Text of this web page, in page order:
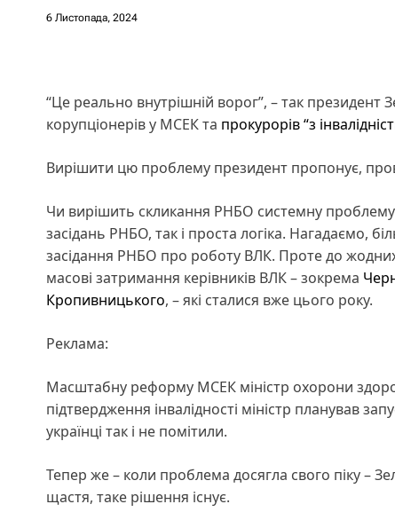
6 Листопада, 2024
“Це реально внутрішній ворог”, – так президент
корупціонерів у МСЕК та прокурорів “з
Вирішити цю проблему президент пропонує,
Чи вирішить скликання РНБО системну
засідань РНБО, так і проста логіка. Нагадаємо,
засідання РНБО про роботу ВЛК. Проте до
масові затримання керівників ВЛК – зокрема
Кропивницького, – які сталися вже цього року.
Реклама:
Масштабну реформу МСЕК міністр охорони
підтвердження інвалідності міністр планував
українці так і не помітили.
Тепер же – коли проблема досягла свого піку –
щастя, таке рішення існує.